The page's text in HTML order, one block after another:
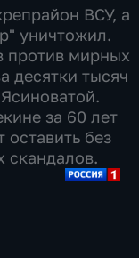
ВСУ, а
уничтожил.
против мирных
десятки тысяч
за 60 лет
оставить без
скандалов.